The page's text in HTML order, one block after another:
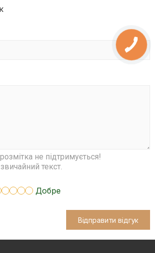
не підтримується!
текст.
Добре
Відправити відгук